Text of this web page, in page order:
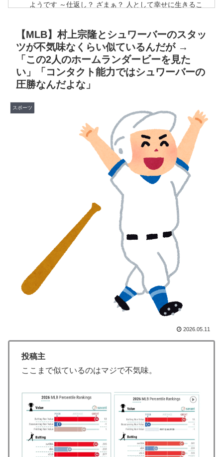
ようです ～仕返し？ ざまぁ？ 人として幸せに生きるこ
▶
スペインやフランスで山火事が拡大し消防士が消火活
動！！
【海外の反応】8月9日は長崎に原爆が投下された日だな
→ 「長崎の原爆投下は完全に余分だったな」「原爆よ
りも焼夷弾爆撃のほうが被害が大きかったんだよな」
▶ フランス人「なぜ移籍させない?」中村敬斗に複数オフ
ァー！ランスが46億円要求でまさかの残留の可能性浮
上！現地サポの本音がこれ！【海外の反応】
海外「日本の積載技術は凄いな！」熊本地震の激しい揺
れでも積み荷が安定している日本のトラックを見た海外
海外「日本人は何に使ってるんだ？」 世界的ブームの
日本の食品、買ってみたものの使い道が分からない外国
海外「日本人は何に使ってるんだ？」 世界的ブームの
日本の食品、買ってみたものの使い道が分からない外国
人が続出
海外「日本なんて行くんじゃなかった…」 日本を知っ
てしまったディズニー信者、帰国後『本家』に失望する
事態に
外国人「初めてトラウマになった日本のアニメといえば
▶ 【MLB】菅野智之は指標的には運がいいだけの選手だけ
ど実際はどう思う？ → 「ランナーを背負った時の投球
が神がかっている」「日本にいた時からこんなスタイル
▶ 日本からの「海外送金が最も多い国ランキング」2位は
インドネシア、1位は？【タイ人の反応】
外国人「初めてトラウマになった日本のアニメといえば
何？」
韓国、サッカーW杯予選で審判を性接待して買収してい
【MLB】村上宗隆とシュワーバーのスタッ
ツが不気味なくらい似ているんだが →
「この2人のホームランダービーを見た
い」「コンタクト能力ではシュワーバーの
圧勝なんだよな」
スポーツ
2026.05.11
投稿主
ここまで似ているのはマジで不気味。